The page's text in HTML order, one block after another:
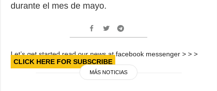
durante el mes de mayo.
Let’s get started read our news at facebook messenger > > >
CLICK HERE FOR SUBSCRIBE
MÁS NOTICIAS